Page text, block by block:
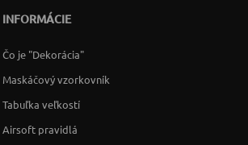
INFORMÁCIE
Čo je "Dekorácia"
Maskáčový vzorkovník
Tabuľka veľkostí
Airsoft pravidlá